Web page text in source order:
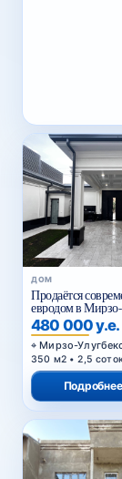
ДОМ
Продаётся
евродом в
районе
480 000 у.е.
Мирзо-
350 м2 • 2,5
Подробнее